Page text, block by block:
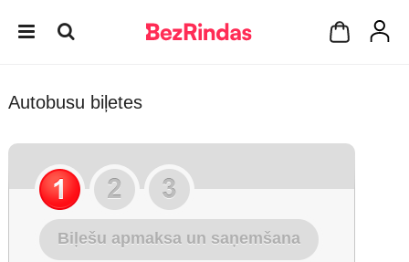
Autobusu biļetes
Biļešu apmaksa un saņemšana